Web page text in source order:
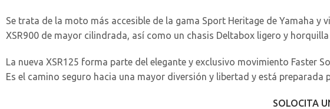
Se trata de la moto más accesible de la gama Sport Heritage de Yamaha y
XSR900 de mayor cilindrada, así como un chasis Deltabox ligero y
La nueva XSR125 forma parte del elegante y exclusivo movimiento Faster
Es el camino seguro hacia una mayor diversión y libertad y está
SOLOCITA